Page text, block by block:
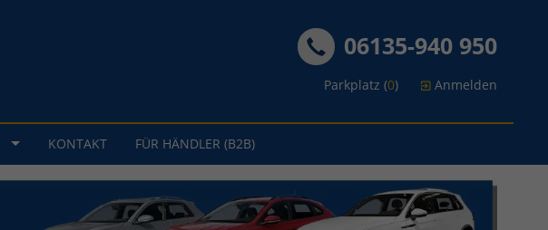
06135-940 950
Parkplatz (0) Anmelden
KONTAKT FÜR HÄNDLER (B2B)